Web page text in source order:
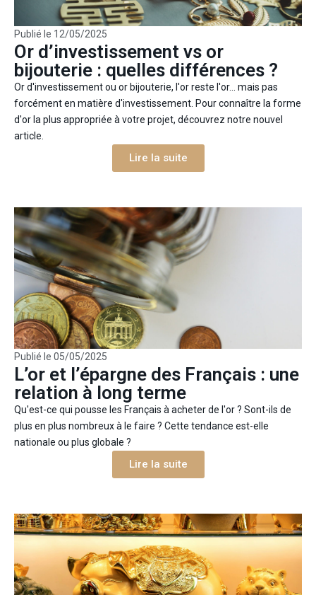
Publié le 12/05/2025
Or d’investissement vs or
bijouterie : quelles différences ?
Or d'investissement ou or bijouterie, l'or reste l'or... mais pas
forcément en matière d'investissement. Pour connaître la forme
d'or la plus appropriée à votre projet, découvrez notre nouvel
article.
Lire la suite
Publié le 05/05/2025
L’or et l’épargne des Français : une
relation à long terme
Qu'est-ce qui pousse les Français à acheter de l'or ? Sont-ils de
plus en plus nombreux à le faire ? Cette tendance est-elle
nationale ou plus globale ?
Lire la suite